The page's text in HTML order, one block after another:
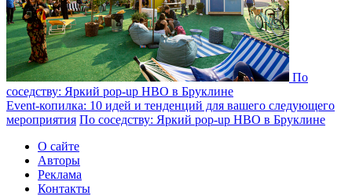
По
соседству: Яркий pop-up HBO в Бруклине
Event-копилка: 10 идей и тенденций для вашего следующего
мероприятия По соседству: Яркий pop-up HBO в Бруклине
О сайте
Авторы
Реклама
Контакты